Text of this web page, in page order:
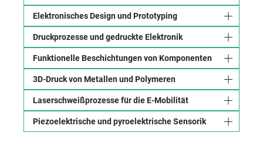
Elektronisches Design und Prototyping
Druckprozesse und gedruckte Elektronik
Funktionelle Beschichtungen von Komponenten
3D-Druck von Metallen und Polymeren
Laserschweißprozesse für die E-Mobilität
Piezoelektrische und pyroelektrische Sensorik